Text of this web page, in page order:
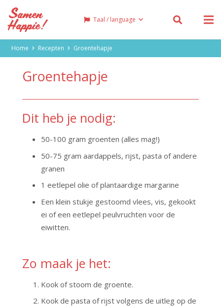
Taal / language
Home Recepten Groentehapje
Groentehapje
Dit heb je nodig:
50-100 gram groenten (alles mag!)
50-75 gram aardappels, rijst, pasta of andere
granen
1 eetlepel olie of plantaardige margarine
Een klein stukje gestoomd vlees, vis, gekookt
ei of een eetlepel peulvruchten voor de
eiwitten.
Zo maak je het:
Kook of stoom de groente.
Kook de pasta of rijst volgens de uitleg op de